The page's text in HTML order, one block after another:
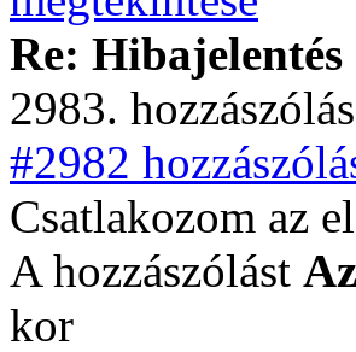
Re:
2983.
#2982
Csatlakozom az
A hozzászólást
kor